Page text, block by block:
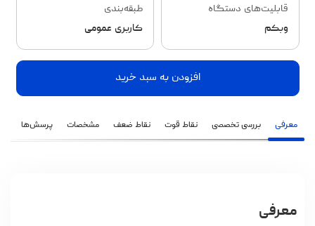
قابلیت‌های دستگاه
وبکم
طبقه‌بندی
کاربری عمومی
افزودن به سبد خرید
معرفی بررسی تخصصی نقاط قوت نقاط ضعف مشخصات پرسش‌ها
معرفی